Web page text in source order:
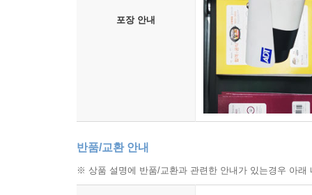
포장 안내
반품/교환 안내
※ 상품 설명에 반품/교환과 관련한 안내가 있는경우 아